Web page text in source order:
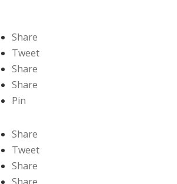
Share
Tweet
Share
Share
Pin
Share
Tweet
Share